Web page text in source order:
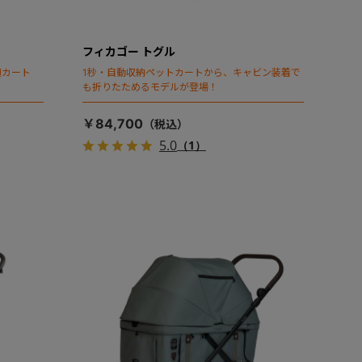
ート
フィカゴー トグル
1秒・自動収納ペットカートから、キャビン装着で
も折りたためるモデルが登場！
￥84,700
5.0（1）